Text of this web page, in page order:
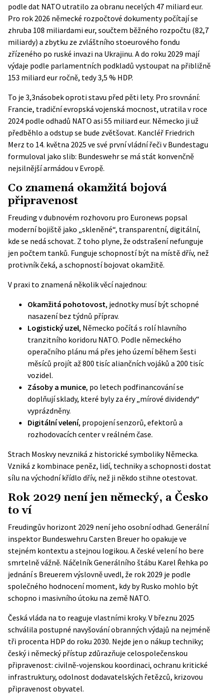
podle dat NATO utratilo za obranu necelých 47 miliard eur.
Pro rok 2026 německé rozpočtové dokumenty počítají se
zhruba 108 miliardami eur, součtem běžného rozpočtu (82,7
miliardy) a zbytku ze zvláštního stoeurového fondu
zřízeného po ruské invazi na Ukrajinu. A do roku 2029 mají
výdaje podle parlamentních podkladů vystoupat na přibližně
153 miliard eur ročně, tedy 3,5 % HDP.
To je 3,3násobek oproti stavu před pěti lety. Pro srovnání:
Francie, tradiční evropská vojenská mocnost, utratila v roce
2024 podle odhadů NATO asi 55 miliard eur. Německo ji už
předběhlo a odstup se bude zvětšovat. Kancléř Friedrich
Merz to 14. května 2025 ve své první vládní řečiv Bundestagu
formuloval jako slib: Bundeswehr se má stát konvenčně
nejsilnější armádou v Evropě.
Co znamená okamžitá bojová
připravenost
Freuding v dubnovém rozhovoru pro Euronews popsal
moderní bojiště jako „skleněné“, transparentní, digitální,
kde se nedá schovat. Z toho plyne, že odstrašení nefunguje
jen počtem tanků. Funguje schopností být na místě dřív, než
protivník čeká, a schopností bojovat okamžitě.
V praxi to znamená několik věcí najednou:
Okamžitá pohotovost, jednotky musí být schopné
nasazení bez týdnů příprav.
Logistický uzel, Německo počítá s rolí hlavního
tranzitního koridoru NATO. Podle německého
operačního plánu má přes jeho území během šesti
měsíců projít až 800 tisíc aliančních vojáků a 200 tisíc
vozidel.
Zásoby a munice, po letech podfinancování se
doplňují sklady, které byly za éry „mírové dividendy“
vyprázdněny.
Digitální velení, propojení senzorů, efektorů a
rozhodovacích center v reálném čase.
Strach Moskvy nevzniká z historické symboliky Německa.
Vzniká z kombinace peněz, lidí, techniky a schopnosti dostat
sílu na východní křídlo dřív, než ji někdo stihne otestovat.
Rok 2029 není jen německý, a Česko
to ví
Freudingův horizont 2029 není jeho osobní odhad. Generální
inspektor Bundeswehru Carsten Breuer ho opakuje ve
stejném kontextu a stejnou logikou. A české velení ho bere
smrtelně vážně. Náčelník Generálního štábu Karel Řehka po
jednání s Breuerem výslovně uvedl, že rok 2029 je podle
společného hodnocení moment, kdy by Rusko mohlo být
schopno i masivního útoku na země NATO.
Česká vláda na to reaguje vlastními kroky. V březnu 2025
schválila postupné navyšování obranných výdajů na nejméně
tři procenta HDP do roku 2030. Nejde jen o nákup techniky;
český i německý přístup zdůrazňuje celospolečenskou
připravenost: civilně-vojenskou koordinaci, ochranu kritické
infrastruktury, odolnost dodavatelských řetězců, krizovou
připravenost obyvatel.